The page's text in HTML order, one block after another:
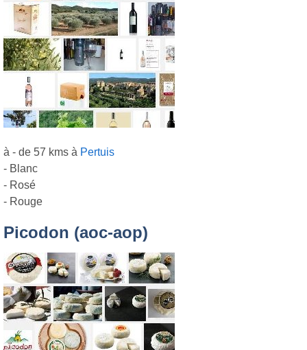
à - de 57 kms à Pertuis
- Blanc
- Rosé
- Rouge
Picodon (aoc-aop)